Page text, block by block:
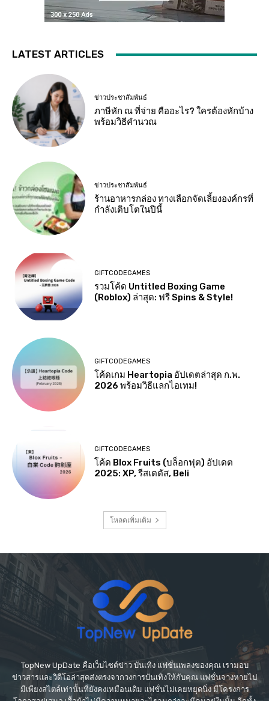
LATEST ARTICLES
ข่าวประชาสัมพันธ์
ภาษีหัก ณ ที่จ่าย คืออะไร? ใครต้องหักบ้าง
พร้อมวิธีคำนวณ
ข่าวประชาสัมพันธ์
ร้านอาหารกล่อง ทางเลือกจัดเลี้ยงองค์กรที่
กำลังเติบโตในปีนี้
GIFTCODEGAMES
รวมโค้ด Untitled Boxing Game
(Roblox) ล่าสุด: ฟรี Spins & Style!
GIFTCODEGAMES
โค้ดเกม Heartopia อัปเดตล่าสุด ก.พ.
2026 พร้อมวิธีแลกไอเทม!
GIFTCODEGAMES
โค้ด Blox Fruits (บล็อกฟุต) อัปเดต
2025: XP, รีสเตตัส, Beli
โหลดเพิ่มเติม
TopNew UpDate คือเว็บไซต์ข่าว บันเทิง แฟชั่นเพลงของคุณ เรามอบ
ข่าวสารและวิดีโอล่าสุดส่งตรงจากวงการบันเทิงให้กับคุณ แฟชั่นจางหายไป
มีเพียงสไตล์เท่านั้นที่ยังคงเหมือนเดิม แฟชั่นไม่เคยหยุดนิ่ง มีโครงการ